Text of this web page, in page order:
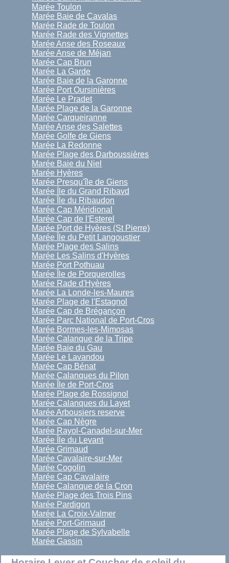
Marée Toulon
Marée Baie de Cavalas
Marée Rade de Toulon
Marée Rade des Vignettes
Marée Anse des Roseaux
Marée Anse de Méjan
Marée Cap Brun
Marée La Garde
Marée Baie de la Garonne
Marée Port Oursinières
Marée Le Pradet
Marée Plage de la Garonne
Marée Carqueiranne
Marée Anse des Salettes
Marée Golfe de Giens
Marée La Redonne
Marée Plage des Darboussières
Marée Baie du Niel
Marée Hyères
Marée Presqu'île de Giens
Marée Íle du Grand Ribavd
Marée Île du Ribaudon
Marée Cap Méridional
Marée Cap de l'Esterel
Marée Port de Hyères (St Pierre)
Marée Île du Petit Langoustier
Marée Plage des Salins
Marée Les Salins d'Hyères
Marée Port Pothuau
Marée Île de Porquerolles
Marée Rade d'Hyères
Marée La Londe-les-Maures
Marée Plage de l'Estagnol
Marée Cap de Brégançon
Marée Parc National de Port-Cros
Marée Bormes-les-Mimosas
Marée Calanque de la Tripe
Marée Baie du Gau
Marée Le Lavandou
Marée Cap Bénat
Marée Calanques du Pilon
Marée Île de Port-Cros
Marée Plage de Rossignol
Marée Calanques du Layet
Marée Arbousiers reserve
Marée Cap Nègre
Marée Rayol-Canadel-sur-Mer
Marée Île du Levant
Marée Grimaud
Marée Cavalaire-sur-Mer
Marée Cogolin
Marée Cap Cavalaire
Marée Calanque de la Cron
Marée Plage des Trois Pins
Marée Pardigon
Marée La Croix-Valmer
Marée Port-Grimaud
Marée Plage de Sylvabelle
Marée Gassin